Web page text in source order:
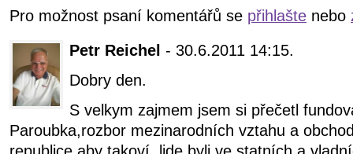
Pro možnost psaní komentářů se přihlašte nebo
Petr Reichel - 30.6.2011 14:15.
Dobry den.
S velkym zajmem jsem si přečetl
Paroubka,rozbor mezinarodních vztahu a